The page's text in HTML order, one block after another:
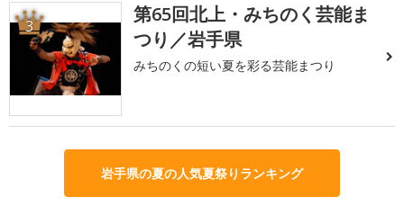
3
第65回北上・みちのく芸能ま
つり／岩手県
みちのくの短い夏を彩る芸能まつり
岩手県の夏の人気夏祭りランキング